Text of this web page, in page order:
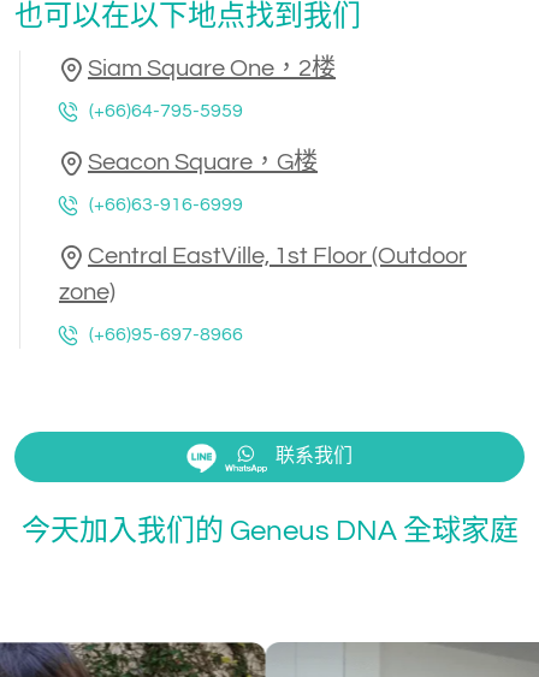
也可以在以下地点找到我们
Siam Square One，2楼
(+66)64-795-5959
Seacon Square，G楼
(+66)63-916-6999
Central EastVille, 1st Floor (Outdoor
zone)
(+66)95-697-8966
联系我们
今天加入我们的 Geneus DNA 全球家庭